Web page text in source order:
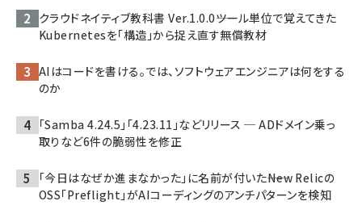
クラウドネイティブ教科書 Ver.1.0.0――ツール単位で覚えてきた
Kubernetesを「構造」から捉え直す無償教材
AIはコードを書ける。では、ソフトウェアエンジニアは何をする
のか
「Samba 4.24.5」「4.23.11」などリリース ─ ADドメイン乗っ
取りなど6件の脆弱性を修正
「今日はなぜか進まなかった」に名前が付いた――New Relicの
OSS「Preflight」がAIコーディングのアンチパターンを検知